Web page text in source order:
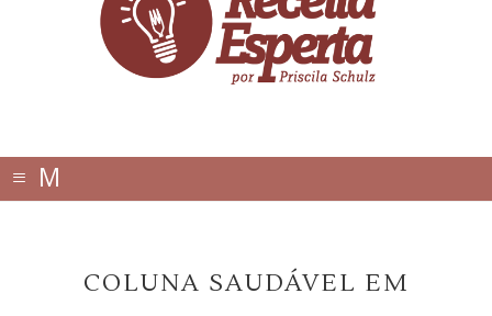
≡ M
COLUNA SAUDÁVEL EM